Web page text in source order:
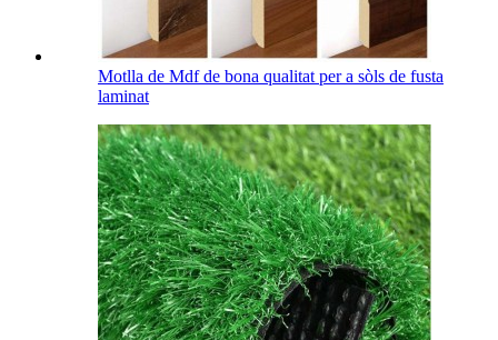
Motlla de Mdf de bona qualitat per a sòls de fusta
laminat